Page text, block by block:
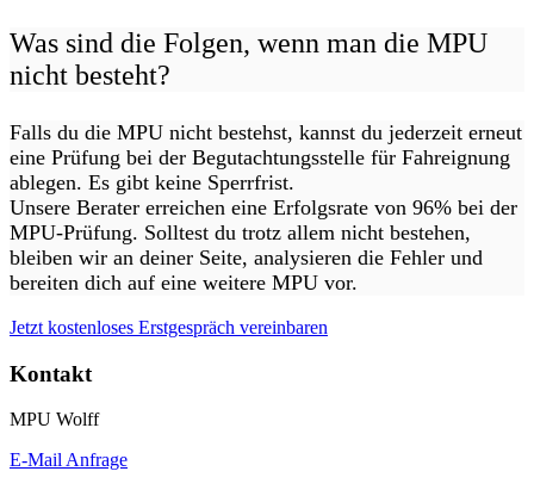
Was sind die Folgen, wenn man die MPU
nicht besteht?
Falls du die MPU nicht bestehst, kannst du jederzeit erneut
eine Prüfung bei der Begutachtungsstelle für Fahreignung
ablegen. Es gibt keine Sperrfrist.
Unsere Berater erreichen eine Erfolgsrate von 96% bei der
MPU-Prüfung. Solltest du trotz allem nicht bestehen,
bleiben wir an deiner Seite, analysieren die Fehler und
bereiten dich auf eine weitere MPU vor.
Jetzt kostenloses Erstgespräch vereinbaren
Kontakt
MPU Wolff
E-Mail Anfrage